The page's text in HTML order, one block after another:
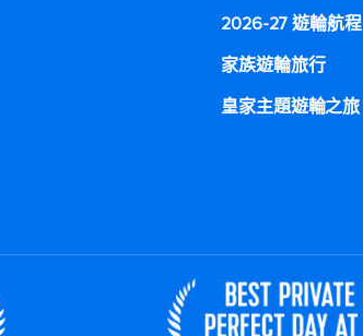
2026-27 遊輪航程
家族遊輪旅行
皇家主題遊輪之旅